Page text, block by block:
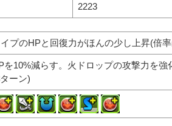
2223
プのHPと回復力がほんの少し上昇(倍率
を10%減らす。火ドロップの攻撃力を強
ーン)